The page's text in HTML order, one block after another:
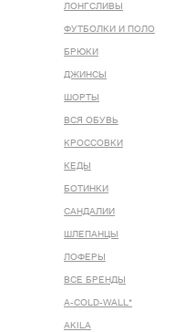
ЛОНГСЛИВЫ
ФУТБОЛКИ И ПОЛО
БРЮКИ
ДЖИНСЫ
ШОРТЫ
ВСЯ ОБУВЬ
КРОССОВКИ
КЕДЫ
БОТИНКИ
САНДАЛИИ
ШЛЕПАНЦЫ
ЛОФЕРЫ
ВСЕ БРЕНДЫ
A-COLD-WALL*
AKILA